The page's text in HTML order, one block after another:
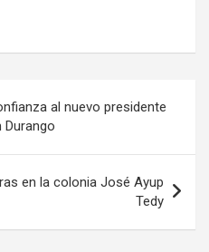
al nuevo presidente
Durango
en la colonia José Ayup
Tedy